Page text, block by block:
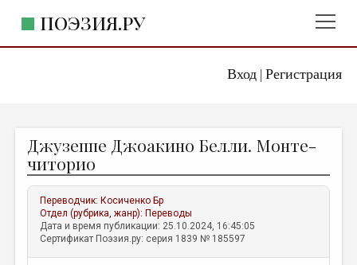
Вход| Регистрация
ПОЭЗИЯ.РУ
ЖАНРЫ
АВТОРЫ
КОММЕНТАРИИ
ЛИТСАЛОН
Джузеппе Джоакино Белли. Монте-
читорио
Переводчик: Косиченко Бр
Отдел (рубрика, жанр): Переводы
Дата и время публикации: 25.10.2024, 16:45:05
Сертификат Поэзия.ру: серия 1839 № 185597